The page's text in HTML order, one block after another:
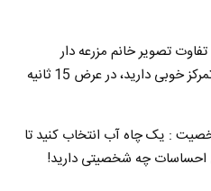
بازی فکری : 3 تفاوت تصویر خانم مزرعه دار
کجاست؟ اگر تمرکز خوبی دارید، در عرض 15 ثانیه
: یک چاه آب انتخاب کنید تا
احساسات چه شخصیتی دارید!